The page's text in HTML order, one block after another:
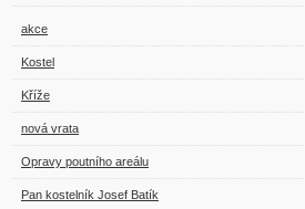
akce
Kostel
Kříže
nová vrata
Opravy poutního areálu
Pan kostelník Josef Batík